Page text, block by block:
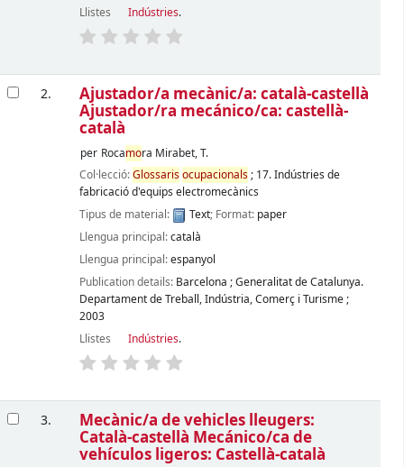
Llistes
Indústries.
2. Ajustador/a mecànic/a: català-castellà
Ajustador/ra mecánico/ca: castellà-
català
per Rocamora Mirabet, T.
Col·lecció:Glossarisocupacionals; 17. Indústries de
fabricació d'equips electromecànics
Tipus de material:
Text; Format: paper
Llengua principal:català
Llengua principal:espanyol
Publication details: Barcelona ;Generalitat de Catalunya.
Departament de Treball, Indústria, Comerç i Turisme;
2003
Llistes
Indústries.
3. Mecànic/a de vehicles lleugers:
Català-castellà Mecánico/ca de
vehículos ligeros: Castellà-català